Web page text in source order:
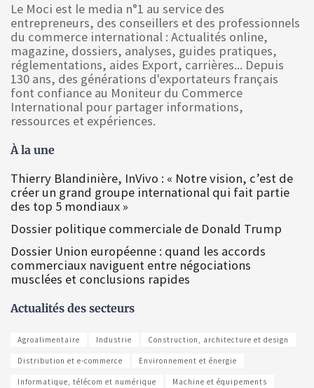
Le Moci est le media n°1 au service des
entrepreneurs, des conseillers et des professionnels
du commerce international : Actualités online,
magazine, dossiers, analyses, guides pratiques,
réglementations, aides Export, carrières... Depuis
130 ans, des générations d'exportateurs français
font confiance au Moniteur du Commerce
International pour partager informations,
ressources et expériences.
À la une
Thierry Blandinière, InVivo : « Notre vision, c’est de
créer un grand groupe international qui fait partie
des top 5 mondiaux »
Dossier politique commerciale de Donald Trump
Dossier Union européenne : quand les accords
commerciaux naviguent entre négociations
musclées et conclusions rapides
Actualités des secteurs
Agroalimentaire Industrie Construction, architecture et design
Distribution et e-commerce Environnement et énergie
Informatique, télécom et numérique Machine et équipements